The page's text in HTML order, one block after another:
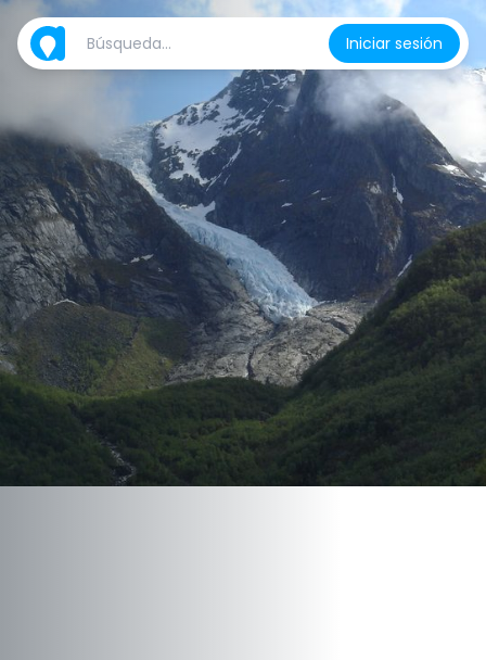
Iniciar sesión